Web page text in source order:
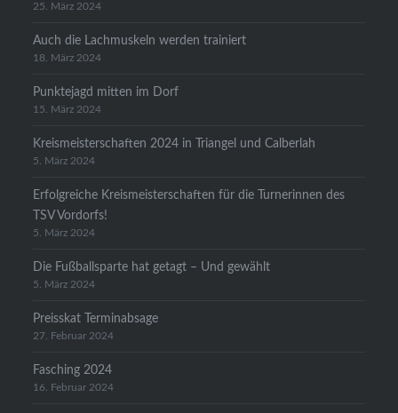
25. März 2024
Auch die Lachmuskeln werden trainiert
18. März 2024
Punktejagd mitten im Dorf
15. März 2024
Kreismeisterschaften 2024 in Triangel und Calberlah
5. März 2024
Erfolgreiche Kreismeisterschaften für die Turnerinnen des
TSV Vordorfs!
5. März 2024
Die Fußballsparte hat getagt – Und gewählt
5. März 2024
Preisskat Terminabsage
27. Februar 2024
Fasching 2024
16. Februar 2024